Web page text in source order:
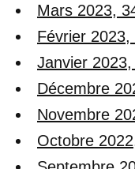
Mars 2023,
Février 2023,
Janvier
Décembre
Novembre
Octobre